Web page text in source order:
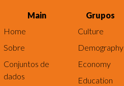
Main
Home
Sobre
Conjuntos de
dados
Grupos
Culture
Demography
Economy
Education